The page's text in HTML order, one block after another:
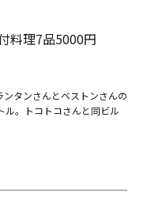
料理7品5000円
タンさんとベストンさんの
ル。トコトコさんと同ビル